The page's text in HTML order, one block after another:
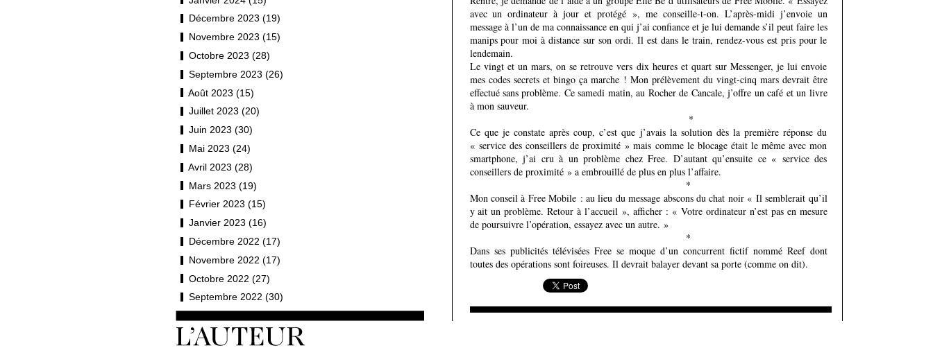
Décembre 2023 (19)
Novembre 2023 (15)
Octobre 2023 (28)
Septembre 2023 (26)
Août 2023 (15)
Juillet 2023 (20)
Juin 2023 (30)
Mai 2023 (24)
Avril 2023 (28)
Mars 2023 (19)
Février 2023 (15)
Janvier 2023 (16)
Décembre 2022 (17)
Novembre 2022 (17)
Octobre 2022 (27)
Septembre 2022 (30)
avec un ordinateur à jour et protégé », me conseille-t-on. L’après-midi j’envoie un
message à l’un de ma connaissance en qui j’ai confiance et je lui demande s’il peut faire les
manips pour moi à distance sur son ordi. Il est dans le train, rendez-vous est pris pour le
lendemain.
Le vingt et un mars, on se retrouve vers dix heures et quart sur Messenger, je lui envoie
mes codes secrets et bingo ça marche ! Mon prélèvement du vingt-cinq mars devrait être
effectué sans problème. Ce samedi matin, au Rocher de Cancale, j’offre un café et un livre
à mon sauveur.
*
Ce que je constate après coup, c’est que j’avais la solution dès la première réponse du
« service des conseillers de proximité » mais comme le blocage était le même avec mon
smartphone, j’ai cru à un problème chez Free. D’autant qu’ensuite ce « service des
conseillers de proximité » a embrouillé de plus en plus l’affaire.
*
Mon conseil à Free Mobile : au lieu du message abscons du chat noir « Il semblerait qu’il
y ait un problème. Retour à l’accueil », afficher : « Votre ordinateur n’est pas en mesure
de poursuivre l’opération, essayez avec un autre. »
*
Dans ses publicités télévisées Free se moque d’un concurrent fictif nommé Reef dont
toutes des opérations sont foireuses. Il devrait balayer devant sa porte (comme on dit).